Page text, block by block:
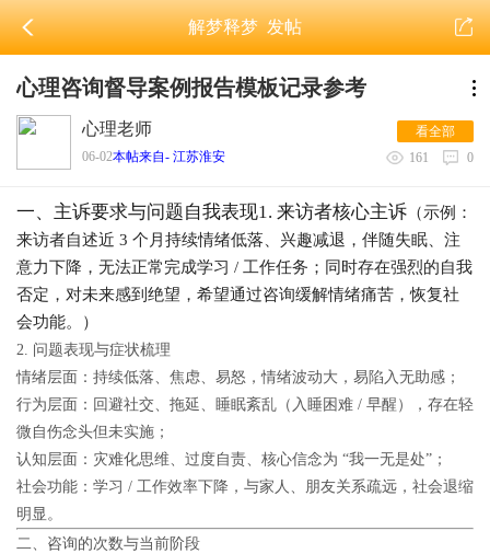
解梦释梦发帖
心理咨询督导案例报告模板记录参考
心理老师
06-02本帖来自- 江苏淮安
看全部
161
0
一、主诉要求与问题自我表现1. 来访者核心主诉 （示例：
来访者自述近 3 个月持续情绪低落、兴趣减退，伴随失眠、注
意力下降，无法正常完成学习 / 工作任务；同时存在强烈的自我
否定，对未来感到绝望，希望通过咨询缓解情绪痛苦，恢复社
会功能。）
2. 问题表现与症状梳理
情绪层面 ：持续低落、焦虑、易怒，情绪波动大，易陷入无助感；
行为层面 ：回避社交、拖延、睡眠紊乱（入睡困难 / 早醒），存在轻
微自伤念头但未实施；
认知层面 ：灾难化思维、过度自责、核心信念为 “我一无是处”；
社会功能 ：学习 / 工作效率下降，与家人、朋友关系疏远，社会退缩
明显。
二、咨询的次数与当前阶段